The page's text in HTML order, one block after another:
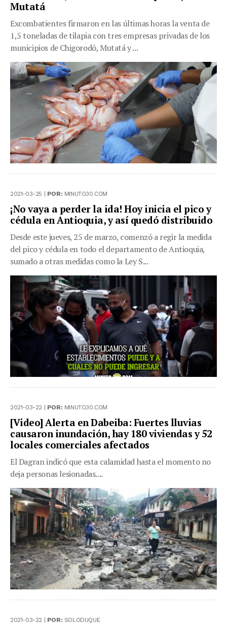
Mutatá
Excombatientes firmaron en las últimas horas la venta de
1,5 toneladas de tilapia con tres empresas privadas de los
municipios de Chigorodó, Mutatá y ...
2021-03-25 | POR: MINUTO30.COM
¡No vaya a perder la ida! Hoy inicia el pico y
cédula en Antioquia, y así quedó distribuido
Desde este jueves, 25 de marzo, comenzó a regir la medida
del pico y cédula en todo el departamento de Antioquia,
sumado a otras medidas como la Ley S...
2021-03-22 | POR: MINUTO30.COM
[Video] Alerta en Dabeiba: Fuertes lluvias
causaron inundación, hay 180 viviendas y 52
locales comerciales afectados
El Dagran indicó que esta calamidad hasta el momento no
deja personas lesionadas....
2021-03-22 | POR: SOLODUQUE